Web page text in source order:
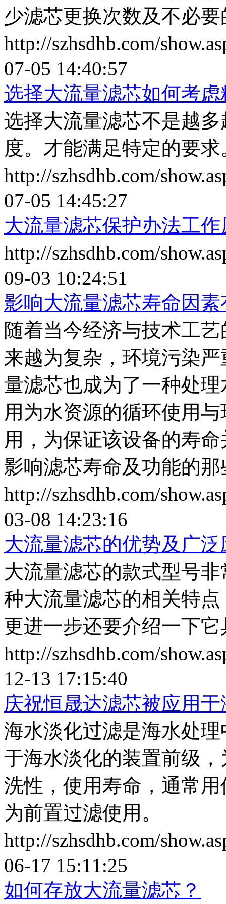
少滤芯更换次数及不必
http://szhsdhb.com/
07-05 14:40:57
选择大流量滤芯如何考
选择大流量滤芯不是越
度。才能满足特定的要求
http://szhsdhb.com/
07-05 14:45:27
大流量滤芯保护办法工
http://szhsdhb.com/
09-03 10:24:51
影响大流量滤芯寿命因
随着当今经济与技术工
来越为复杂，环境污染
量滤芯也成为了一种处
用为水资源的循环使用
用，为保证该设备的寿
影响滤芯寿命及功能的
http://szhsdhb.com/
03-08 14:23:16
大流量滤芯的优势及广泛
大流量滤芯的款式型号
种大流量滤芯的相关特
更进一步还要介绍一下
http://szhsdhb.com/
12-13 17:15:40
庆祝恒晟达滤芯被应用
海水淡化过滤是海水处
于海水淡化的装置前级
洗性，使用寿命，通常
为前置过滤使用。
http://szhsdhb.com/
06-17 15:11:25
如何存放大流量滤芯？